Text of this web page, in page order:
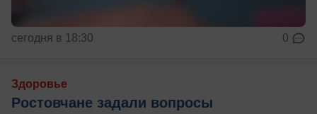
сегодня в 18:30 0
Здоровье
Ростовчане задали вопросы